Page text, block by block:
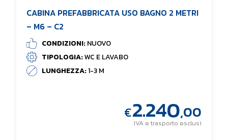
CABINA PREFABBRICATA USO BAGNO 2 METRI
– M6 – C2
CONDIZIONI:NUOVO
TIPOLOGIA:WC E LAVABO
LUNGHEZZA:1-3 M
€2.240,00
IVA e trasporto esclusi